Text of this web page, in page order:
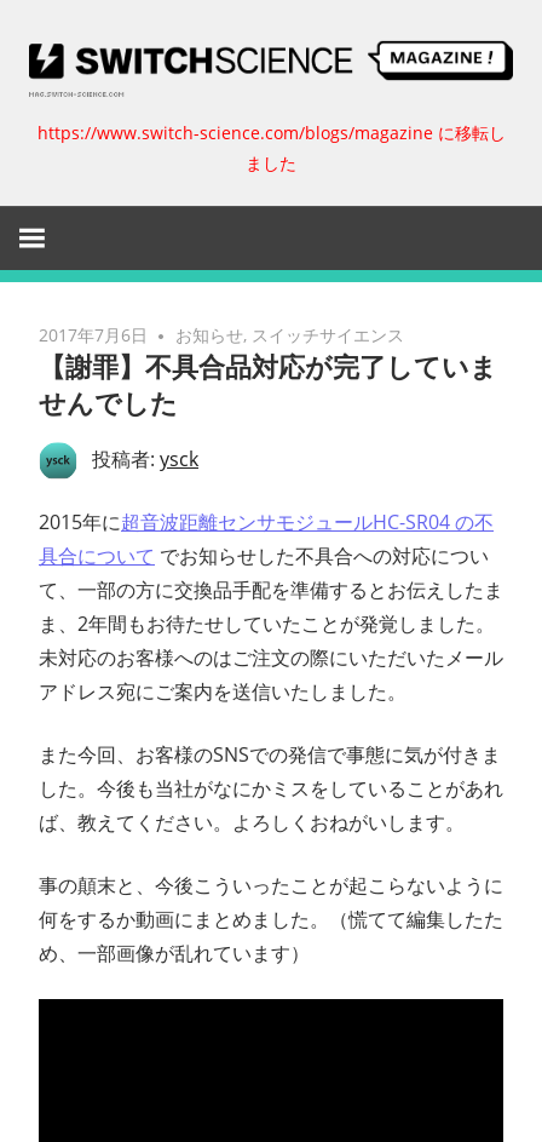
ッ
ス
イ
ッ
チ
サ
エ
ン
ス
マ
ガ
ジ
ン
https://www.switch-science.com/blogs/magazine に移転し
ました
2017年7月6日 お知らせ, スイッチサイエンス
【謝罪】不具合品対応が完了していま
せんでした
投稿者: ysck
2015年に超音波距離センサモジュールHC-SR04 の不
具合について でお知らせした不具合への対応につい
て、一部の方に交換品手配を準備するとお伝えしたま
ま、2年間もお待たせしていたことが発覚しました。
未対応のお客様へのはご注文の際にいただいたメール
アドレス宛にご案内を送信いたしました。
また今回、お客様のSNSでの発信で事態に気が付きま
した。今後も当社がなにかミスをしていることがあれ
ば、教えてください。よろしくおねがいします。
事の顛末と、今後こういったことが起こらないように
何をするか動画にまとめました。（慌てて編集したた
め、一部画像が乱れています）